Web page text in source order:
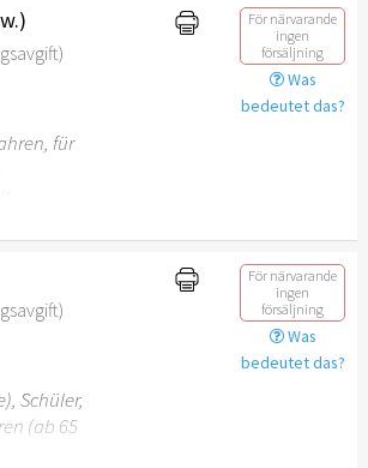
För närvarande
ingen
försäljning
Was
bedeutet das?
für
För närvarande
ingen
försäljning
Was
bedeutet das?
Schüler,
(ab 65